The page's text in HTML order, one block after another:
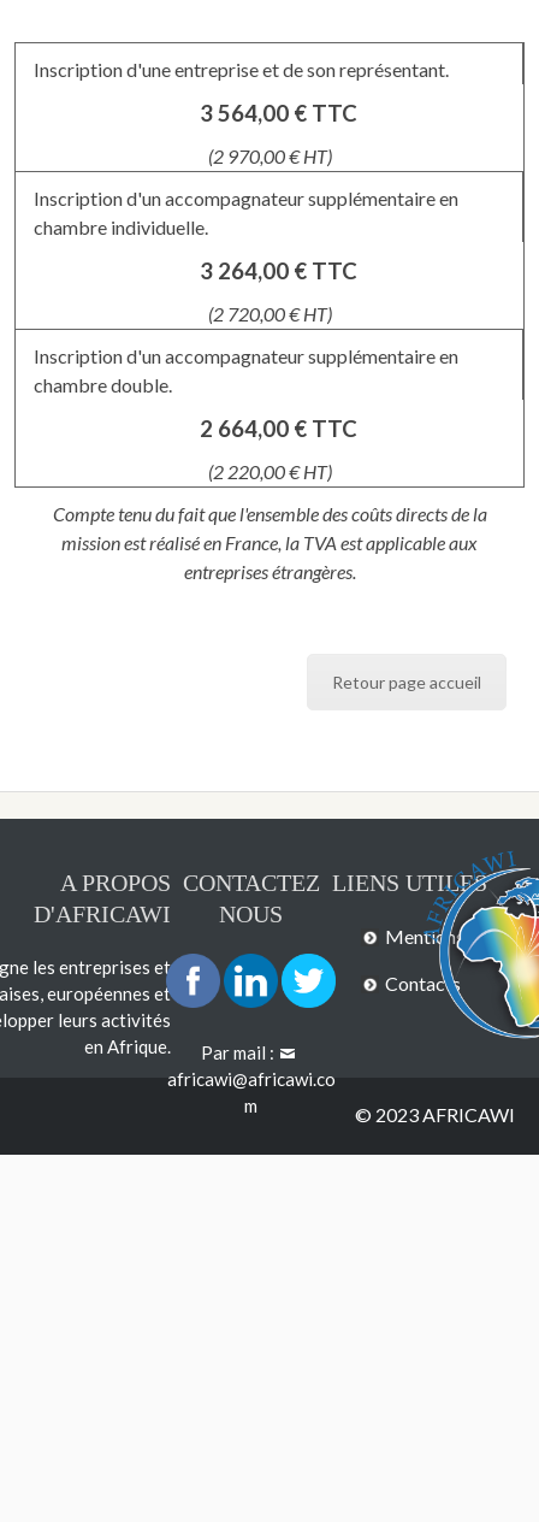
Inscription d'une entreprise et de son représentant.
3 564,00 € TTC
(2 970,00 € HT)
Inscription d'un accompagnateur supplémentaire en
chambre individuelle.
3 264,00 € TTC
(2 720,00 € HT)
Inscription d'un accompagnateur supplémentaire en
chambre double.
2 664,00 € TTC
(2 220,00 € HT)
Compte tenu du fait que l'ensemble des coûts directs de la
mission est réalisé en France, la TVA est applicable aux
entreprises étrangères.
Retour page accueil
A PROPOS
D'AFRICAWI
les entreprises et
européennes et
leurs activités
en Afrique.
CONTACTEZ
NOUS
Par mail :
africawi@africawi.co
m
LIENS UTILES
Mentions légales
Contacts
© 2023 AFRICAWI